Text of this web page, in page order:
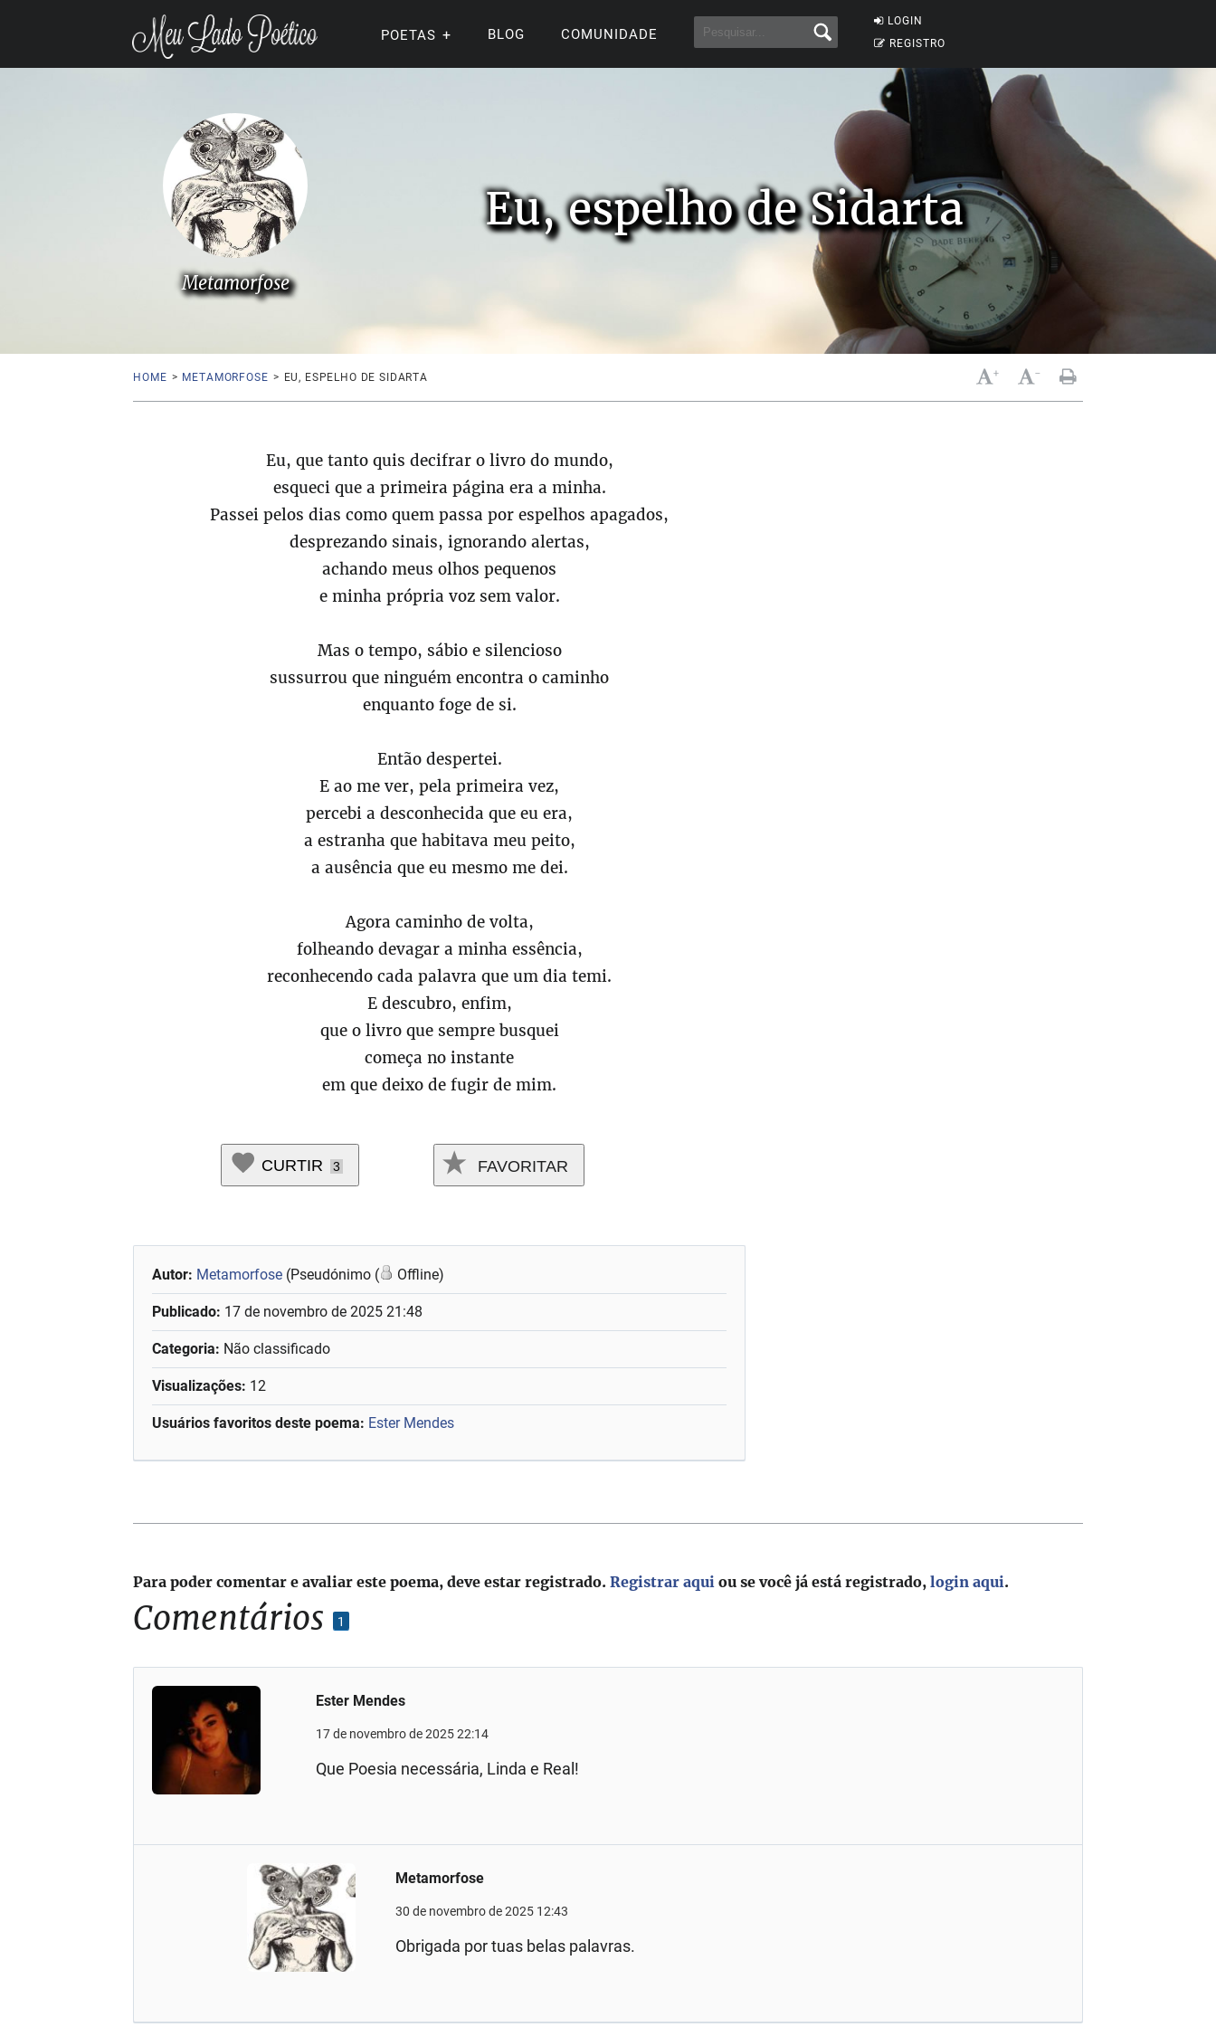
LOGIN
REGISTRO
POETAS BLOG COMUNIDADE
Eu, espelho de Sidarta
Metamorfose
HOME > METAMORFOSE > EU, ESPELHO DE SIDARTA + -
Eu, que tanto quis decifrar o livro do mundo,
esqueci que a primeira página era a minha.
Passei pelos dias como quem passa por espelhos apagados,
desprezando sinais, ignorando alertas,
achando meus olhos pequenos
e minha própria voz sem valor.
Mas o tempo, sábio e silencioso
sussurrou que ninguém encontra o caminho
enquanto foge de si.
Então despertei.
E ao me ver, pela primeira vez,
percebi a desconhecida que eu era,
a estranha que habitava meu peito,
a ausência que eu mesmo me dei.
Agora caminho de volta,
folheando devagar a minha essência,
reconhecendo cada palavra que um dia temi.
E descubro, enfim,
que o livro que sempre busquei
começa no instante
em que deixo de fugir de mim.
CURTIR 3 FAVORITAR
Autor: Metamorfose (Pseudónimo ( Offline)
Publicado: 17 de novembro de 2025 21:48
Categoria: Não classificado
Visualizações: 12
Usuários favoritos deste poema: Ester Mendes
Comentários 1
Ester Mendes
17 de novembro de 2025 22:14
Que Poesia necessária, Linda e Real!
Metamorfose
30 de novembro de 2025 12:43
Obrigada por tuas belas palavras.
Para poder comentar e avaliar este poema, deve estar registrado.Registrar aqui ou se você já está registrado,login aqui.